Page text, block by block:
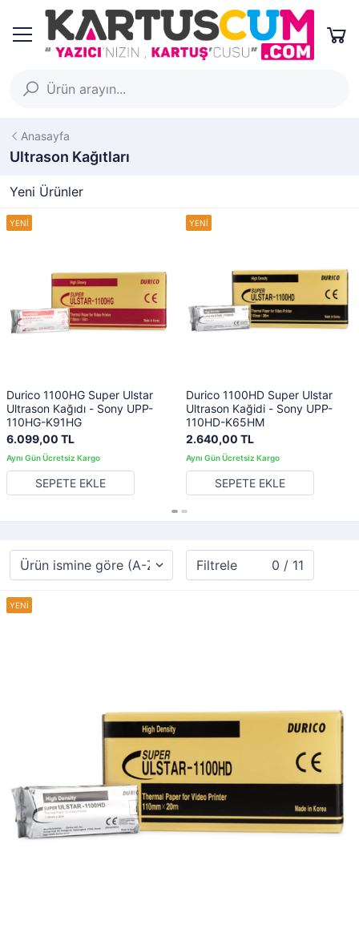
Anasayfa
Ultrason Kağıtları
Yeni Ürünler
Durico 1100HG Super Ulstar
Ultrason Kağıdı - Sony UPP-
110HG-K91HG
6.099,00 TL
SEPETE EKLE
Durico 1100HD Super Ulstar
Ultrason Kağidi - Sony UPP-
110HD-K65HM
2.640,00 TL
SEPETE EKLE
Filtrele 0 / 11